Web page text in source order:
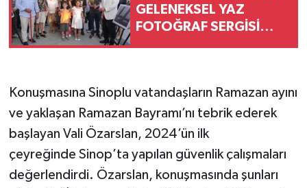
GELENEKSEL YAZ
FOTOĞRAF SERGİSİ
Konuşmasına Sinoplu vatandaşların Ramazan ayını
ve yaklaşan Ramazan Bayramı’nı tebrik ederek
başlayan Vali Özarslan, 2024’ün ilk
çeyreğinde Sinop’ta yapılan güvenlik çalışmaları
değerlendirdi. Özarslan, konuşmasında şunları